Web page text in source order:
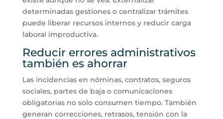
determinadas gestiones o centralizar trámites
puede liberar recursos internos y reducir carga
laboral improductiva.
Reducir errores administrativos
también es ahorrar
Las incidencias en nóminas, contratos, seguros
sociales, partes de baja o comunicaciones
obligatorias no solo consumen tiempo. También
generan correcciones, retrasos, tensión con la